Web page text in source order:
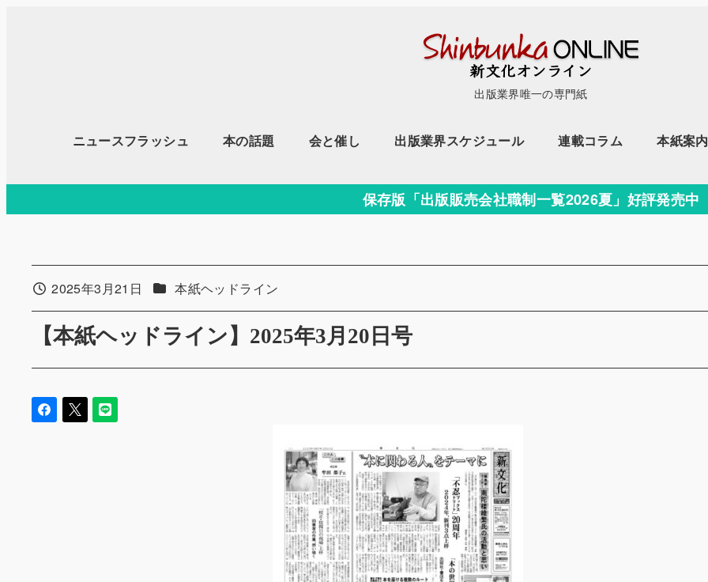
移
出版業界唯一の専門紙
ニュースフラッシュ 本の話題 会と催し 出版業界スケジュール 連載コラム 本紙案内
保存版「出版販売会社職制一覧2026夏」好評発売中
【本紙ヘッドライン】2025年3月20日号
投稿日2025年3月21日 カテゴリー
本紙ヘッドライン